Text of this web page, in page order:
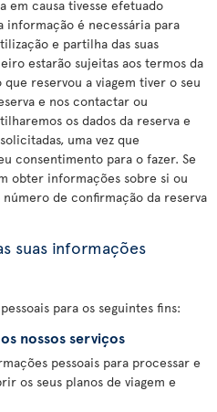
em causa tivesse efetuado
informação é necessária para
e partilha das suas
estarão sujeitas aos termos da
reservou a viagem tiver o seu
e nos contactar ou
os dados da reserva e
uma vez que
consentimento para o fazer. Se
obter informações sobre si ou
de confirmação da reserva
suas informações
para os seguintes fins:
nossos serviços
pessoais para processar e
os seus planos de viagem e